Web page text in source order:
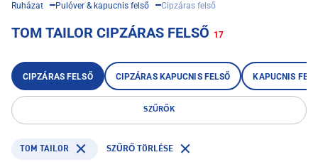
Ruházat Pulóver & kapucnis felső Cipzáras felső
TOM TAILOR CIPZÁRAS FELSŐ 17
CIPZÁRAS FELSŐ CIPZÁRAS KAPUCNIS FELSŐ KAPUCNIS
SZŰRŐK
TOM TAILOR SZŰRŐ TÖRLÉSE